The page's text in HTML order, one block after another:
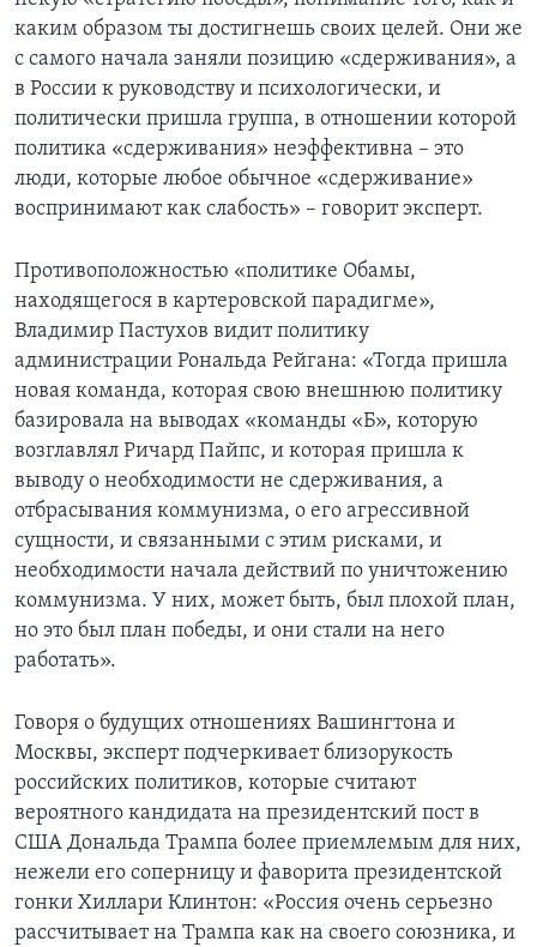
каким образом ты достигнешь своих целей. Они же
с самого начала заняли позицию «сдерживания», а
в России к руководству и психологически, и
политически пришла группа, в отношении которой
политика «сдерживания» неэффективна – это
люди, которые любое обычное «сдерживание»
воспринимают как слабость» – говорит эксперт.
Противоположностью «политике Обамы,
находящегося в картеровской парадигме»,
Владимир Пастухов видит политику
администрации Рональда Рейгана: «Тогда пришла
новая команда, которая свою внешнюю политику
базировала на выводах «команды «Б», которую
возглавлял Ричард Пайпс, и которая пришла к
выводу о необходимости не сдерживания, а
отбрасывания коммунизма, о его агрессивной
сущности, и связанными с этим рисками, и
необходимости начала действий по уничтожению
коммунизма. У них, может быть, был плохой план,
но это был план победы, и они стали на него
работать».
Говоря о будущих отношениях Вашингтона и
Москвы, эксперт подчеркивает близорукость
российских политиков, которые считают
вероятного кандидата на президентский пост в
США Дональда Трампа более приемлемым для них,
нежели его соперницу и фаворита президентской
гонки Хиллари Клинтон: «Россия очень серьезно
рассчитывает на Трампа как на своего союзника, и